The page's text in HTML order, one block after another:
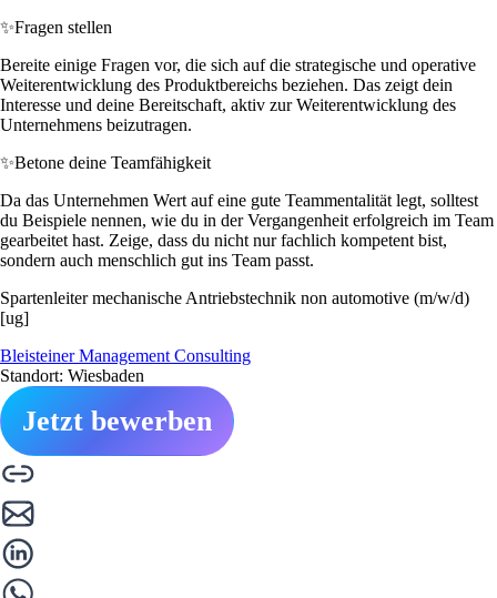
✨Fragen stellen
Bereite einige Fragen vor, die sich auf die strategische und operative
Weiterentwicklung des Produktbereichs beziehen. Das zeigt dein
Interesse und deine Bereitschaft, aktiv zur Weiterentwicklung des
Unternehmens beizutragen.
✨Betone deine Teamfähigkeit
Da das Unternehmen Wert auf eine gute Teammentalität legt, solltest
du Beispiele nennen, wie du in der Vergangenheit erfolgreich im Team
gearbeitet hast. Zeige, dass du nicht nur fachlich kompetent bist,
sondern auch menschlich gut ins Team passt.
Spartenleiter mechanische Antriebstechnik non automotive (m/w/d)
[ug]
Bleisteiner Management Consulting
Standort: Wiesbaden
Jetzt bewerben